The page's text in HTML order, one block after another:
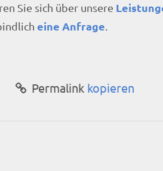
Sie sich über unsere
eine Anfrage
Permalinkkopieren